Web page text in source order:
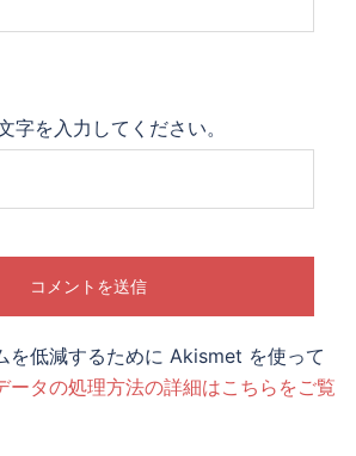
字を入力してください。
を低減するために Akismet を使って
ータの処理方法の詳細はこちらをご覧